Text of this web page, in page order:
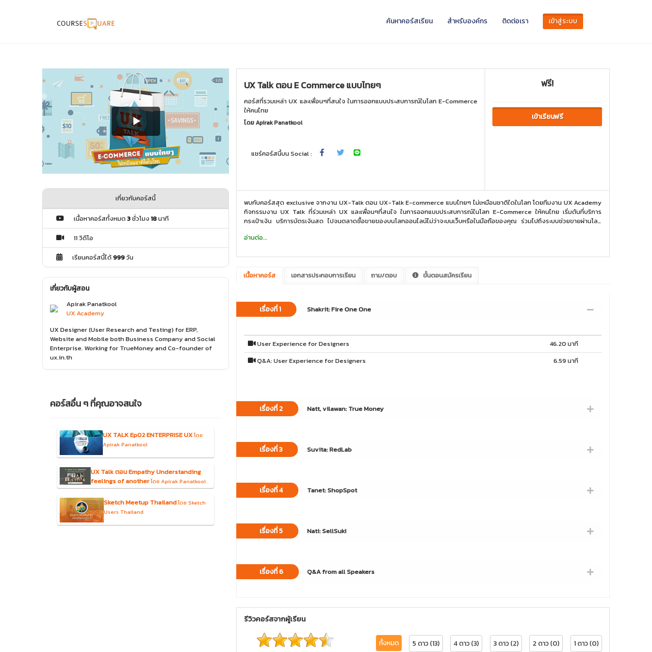
ค้นหาคอร์สเรียน สำหรับองค์กร ติดต่อเรา เข้าสู่ระบบ
UX Talk ตอน E Commerce แบบไทยๆ
คอร์สที่รวมเหล่า UX และเพื่อนๆที่สนใจ ในการออกแบบประสบการณ์ในโลก E-Commerce
ให้คนไทย
โดยApirak Panatkool
แชร์คอร์สนี้บน Social :
ฟรี!
เข้าเรียนฟรี
พบกับคอร์สสุด exclusive จากงาน UX-Talk ตอน UX-Talk E-commerce แบบไทยๆ ไม่เหมือนชาติใดในโลก โดยทีมงาน UX Academy
กิจกรรมงาน UX Talk ที่ร่วมเหล่า UX และเพื่อนๆที่สนใจ ในการออกแบบประสบการณ์ในโลก E-Commerce ให้คนไทย เริ่มต้นที่บริการ
กระเป๋าเงิน บริการบัตรเงินสด ไปจนตลาดซื้อขายของบนโลกออนไลน์ไม่ว่าจะบนเว็บหรือในมือถือของคุณ ร่วมไปถึงระบบช่วยขายผ่านโลก
ยังต้องไม่แพ้ชาติใดในโลกอีกด้วย
อ่านต่อ...
เนื้อหาคอร์ส เอกสารประกอบการเรียน ถาม/ตอบ ขั้นตอนสมัครเรียน
เรื่องที่ 1 Shakrit: Fire One One
User Experience for Designers
46.20 นาที
Q&A: User Experience for Designers
6.59 นาที
เรื่องที่ 2 Natt, vilawan: True Money
เรื่องที่ 3 Suvita: RedLab
เรื่องที่ 4 Tanet: ShopSpot
เรื่องที่ 5 Nati: SellSuki
เรื่องที่ 6 Q&A from all Speakers
รีวิวคอร์สจากผู้เรียน
ทั้งหมด 5 ดาว (13) 4 ดาว (3) 3 ดาว (2) 2 ดาว (0) 1 ดาว (0)
เกี่ยวกับคอร์สนี้
เนื้อหาคอร์สทั้งหมด3ชั่วโมง 18นาที
11 วิดีโอ
เรียนคอร์สนี้ได้999วัน
เกี่ยวกับผู้สอน
Apirak Panatkool
UX Academy
UX Designer (User Research and Testing) for ERP,
Website and Mobile both Business Company and Social
Enterprise. Working for TrueMoney and Co-founder of
ux.in.th
คอร์สอื่น ๆ ที่คุณอาจสนใจ
UX TALK Ep02 ENTERPRISE UX โดย
Apirak Panatkool
UX Talk ตอน Empathy Understanding
feelings of anotherโดย Apirak Panatkool
Sketch Meetup Thailandโดย Sketch
Users Thailand